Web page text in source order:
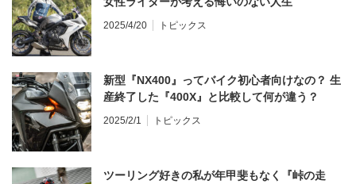
2025/4/20 トピックス
新型『NX400』ってバイク初心者向けなの？ 生
産終了した『400X』と比較して何が違う？
2025/2/1 トピックス
ツーリング好きの私が年甲斐もなく『峠の走